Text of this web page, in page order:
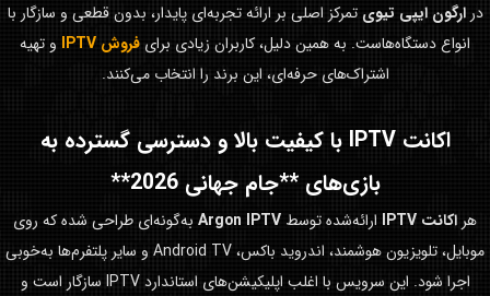
درارگون ایپی تیوی تمرکز اصلی بر ارائه تجربه‌ای پایدار، بدون قطعی و سازگار با
انواع دستگاه‌هاست. به همین دلیل، کاربران زیادی برای فروش IPTV
و تهیه
اشتراک‌های حرفه‌ای، این برند را انتخاب می‌کنند.
اکانت IPTV با کیفیت بالا و دسترسی گسترده به
بازی‌های **جام جهانی 2026**
هر اکانت IPTV ارائه‌شده توسط Argon IPTV به‌گونه‌ای طراحی شده که روی
موبایل، تلویزیون هوشمند، اندروید باکس، Android TV و سایر پلتفرم‌ها به‌خوبی
اجرا شود. این سرویس با اغلب اپلیکیشن‌های استاندارد IPTV سازگار است و